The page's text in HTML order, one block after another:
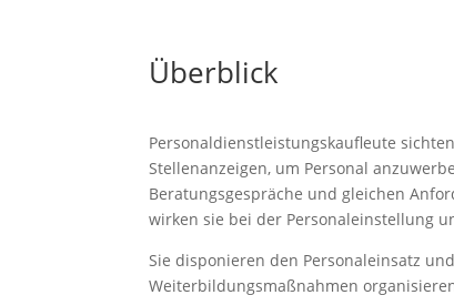
Überblick
Personaldienstleistungskaufleute
Stellenanzeigen, um Personal
Beratungsgespräche und gleichen
wirken sie bei der Personaleinstellung
Sie disponieren den Personaleinsatz
Weiterbildungsmaßnahmen